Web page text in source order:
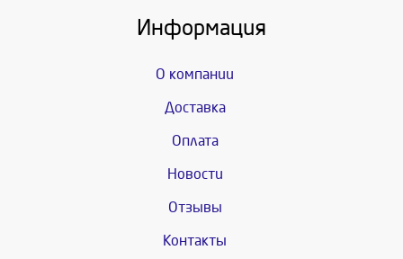
Информация
О компании
Доставка
Оплата
Новости
Отзывы
Контакты